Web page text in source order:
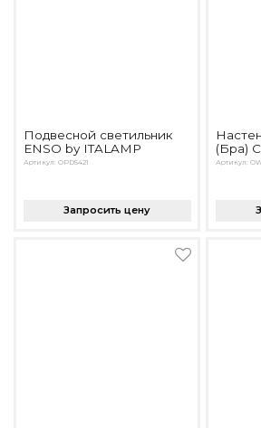
Подвесной светильник
ENSO by ITALAMP
Артикул: OPD5421
Запросить цену
(Бра)
Артикул: